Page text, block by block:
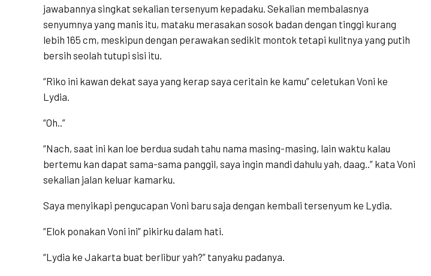
jawabannya singkat sekalian tersenyum kepadaku. Sekalian membalasnya
senyumnya yang manis itu, mataku merasakan sosok badan dengan tinggi kurang
lebih 165 cm, meskipun dengan perawakan sedikit montok tetapi kulitnya yang putih
bersih seolah tutupi sisi itu.
“Riko ini kawan dekat saya yang kerap saya ceritain ke kamu” celetukan Voni ke
Lydia.
“Oh..”
“Nach, saat ini kan loe berdua sudah tahu nama masing-masing, lain waktu kalau
bertemu kan dapat sama-sama panggil, saya ingin mandi dahulu yah, daag..” kata Voni
sekalian jalan keluar kamarku.
Saya menyikapi pengucapan Voni baru saja dengan kembali tersenyum ke Lydia.
“Elok ponakan Voni ini” pikirku dalam hati.
“Lydia ke Jakarta buat berlibur yah?” tanyaku padanya.